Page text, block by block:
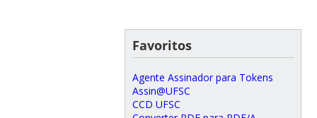
Favoritos
Agente Assinador para Tokens
Assin@UFSC
CCD UFSC